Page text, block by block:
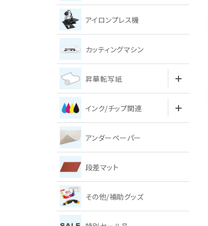
アイロンプレス機
カッティングマシン
昇華転写紙
インク/チップ関連
アンダーペーパー
段差マット
その他/補助グッズ